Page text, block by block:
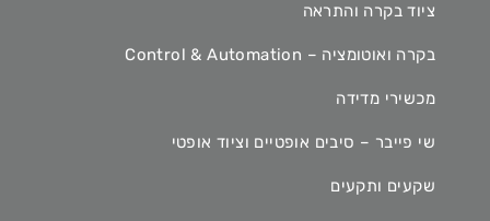
ציוד בקרה והתראה
בקרה ואוטומציה – Control & Automation
מכשירי מדידה
שי פייבר – סיבים אופטיים וציוד אופטי
שקעים ותקעים